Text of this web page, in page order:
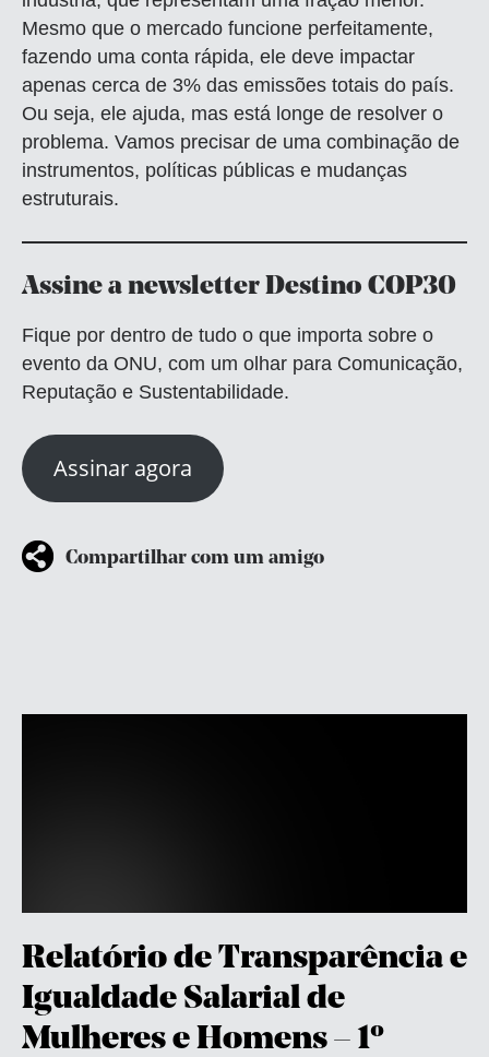
Mesmo que o mercado funcione perfeitamente,
fazendo uma conta rápida, ele deve impactar
apenas cerca de 3% das emissões totais do país.
Ou seja, ele ajuda, mas está longe de resolver o
problema. Vamos precisar de uma combinação de
instrumentos, políticas públicas e mudanças
estruturais.
Assine a newsletter Destino COP30
Fique por dentro de tudo o que importa sobre o
evento da ONU, com um olhar para Comunicação,
Reputação e Sustentabilidade.
Assinar agora
Compartilhar com um amigo
Relatório de Transparência e
Igualdade Salarial de
Mulheres e Homens – 1º